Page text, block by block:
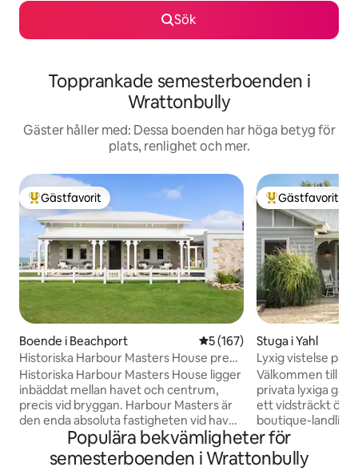
Sök
Topprankade semesterboenden i
Wrattonbully
Gäster håller med: Dessa boenden har höga betyg för
plats, renlighet och mer.
Populär gästfavorit
Gästfavorit
Boende i Beachport 5 av 5 i genomsnittligt
5 (167)
Historiska Harbour Masters House precis
vid stranden
Historiska Harbour Masters House ligger
inbäddat mellan havet och centrum,
precis vid bryggan. Harbour Masters är
den enda absoluta fastigheten vid havet
i Beachport och renoverades nyligen till
överlägsen standard. Restaurerade
historiska funktioner kombineras med
Populär
Gästfavorit
Stuga i Yahl
Lyxig vistelse på
alpackor, får och
Välkommen till
privata lyxiga
ett vidsträckt
boutique-landlig
oförglömliga
vänliga ponnyn,
med gratis foder
Populära bekvämligheter för
semesterboenden i Wrattonbully